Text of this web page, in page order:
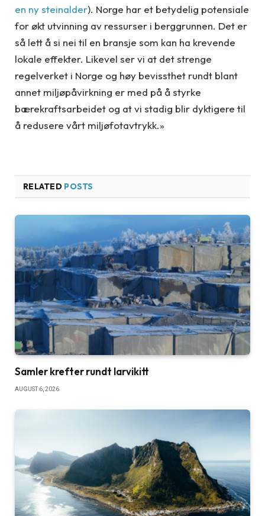
en ny steinalder). Norge har et betydelig potensiale
for økt utvinning av ressurser i berggrunnen. Det er
så lett å si nei til en bransje som kan ha krevende
lokale effekter. Likevel ser vi at det strenge
regelverket i Norge og høy bevissthet rundt blant
annet miljøpåvirkning er med på å styrke
bærekraftsarbeidet og at vi stadig blir dyktigere til
å redusere vårt miljøfotavtrykk.»
RELATED POSTS
Samler krefter rundt larvikitt
AUGUST 6, 2026